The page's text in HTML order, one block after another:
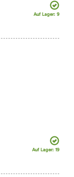
Auf Lager: 9
Auf Lager: 19